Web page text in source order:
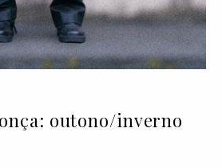
outono/inverno